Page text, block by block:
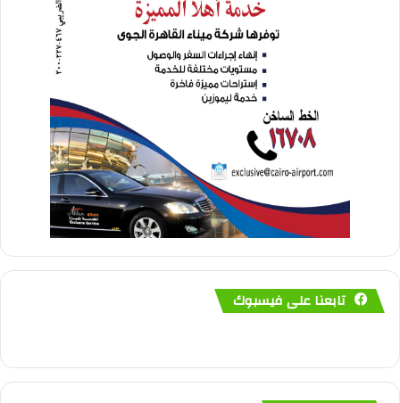
تابعنا على فيسبوك